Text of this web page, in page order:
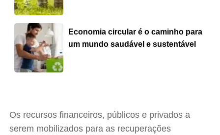
Economia circular é o caminho para
um mundo saudável e sustentável
Os recursos financeiros, públicos e privados a
serem mobilizados para as recuperações